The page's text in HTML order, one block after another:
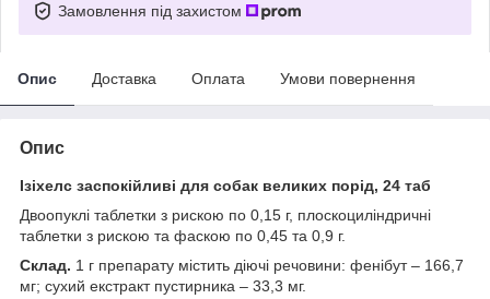
Замовлення під захистом
Опис Доставка Оплата Умови повернення
Опис
Ізіхелс заспокійливі для собак великих порід, 24 таб
Двоопуклі таблетки з рискою по 0,15 г, плоскоциліндричні
таблетки з рискою та фаскою по 0,45 та 0,9 г.
Склад. 1 г препарату містить діючі речовини: фенібут – 166,7
мг; сухий екстракт пустирника – 33,3 мг.